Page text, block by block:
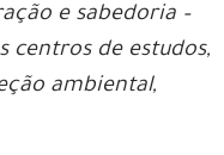
e sabedoria –
centros de estudos,
ambiental,